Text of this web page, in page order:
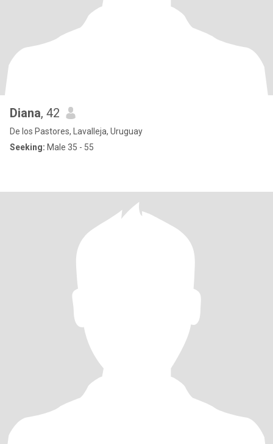
Diana, 42
De los Pastores, Lavalleja, Uruguay
Seeking: Male 35 - 55